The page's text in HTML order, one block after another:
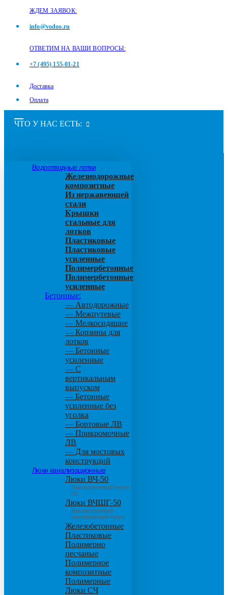
ЖДЕМ ЗАЯВОК:
info@vodoo.ru
ОТВЕТИМ НА ВАШИ ВОПРОСЫ:
+7 (495) 155-01-21
Доставка
Оплата
ЧТО У НАС ЕСТЬ:
Водоотводные лотки
Железнодорожные
композитные
Из нержавеющей
стали
Крышки
стальные для
лотков
Пластиковые
Пластиковые
усиленные
Полимербетонные
Полимербетонные
усиленные
Бетонные:
— Автодорожные
— Межпутевые
— Мелкосидящие
— Корзины для
лотков
— Бетонные
усиленные
— С
вертикальным
выпуском
— Бетонные
усиленные без
уголка
— Бортовые ЛВ
— Прикромочные
ЛВ
— Для мостовых
конструкций
Люки канализационные
Люки ВЧ-50
Высокопрочный чугун
50
Люки ВЧШГ-50
Высокопрочный
сверхтяжелый чугун
Железобетонные
Пластиковые
Полимерно
песчаные
Полимерное
композитные
Полимерные
Люки СЧ